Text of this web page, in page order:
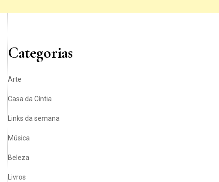
Categorias
Arte
Casa da Cíntia
Links da semana
Música
Beleza
Livros